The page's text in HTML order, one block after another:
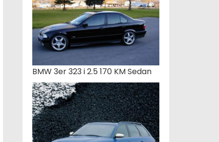
BMW 3er 323 i 2.5 170 KM Sedan